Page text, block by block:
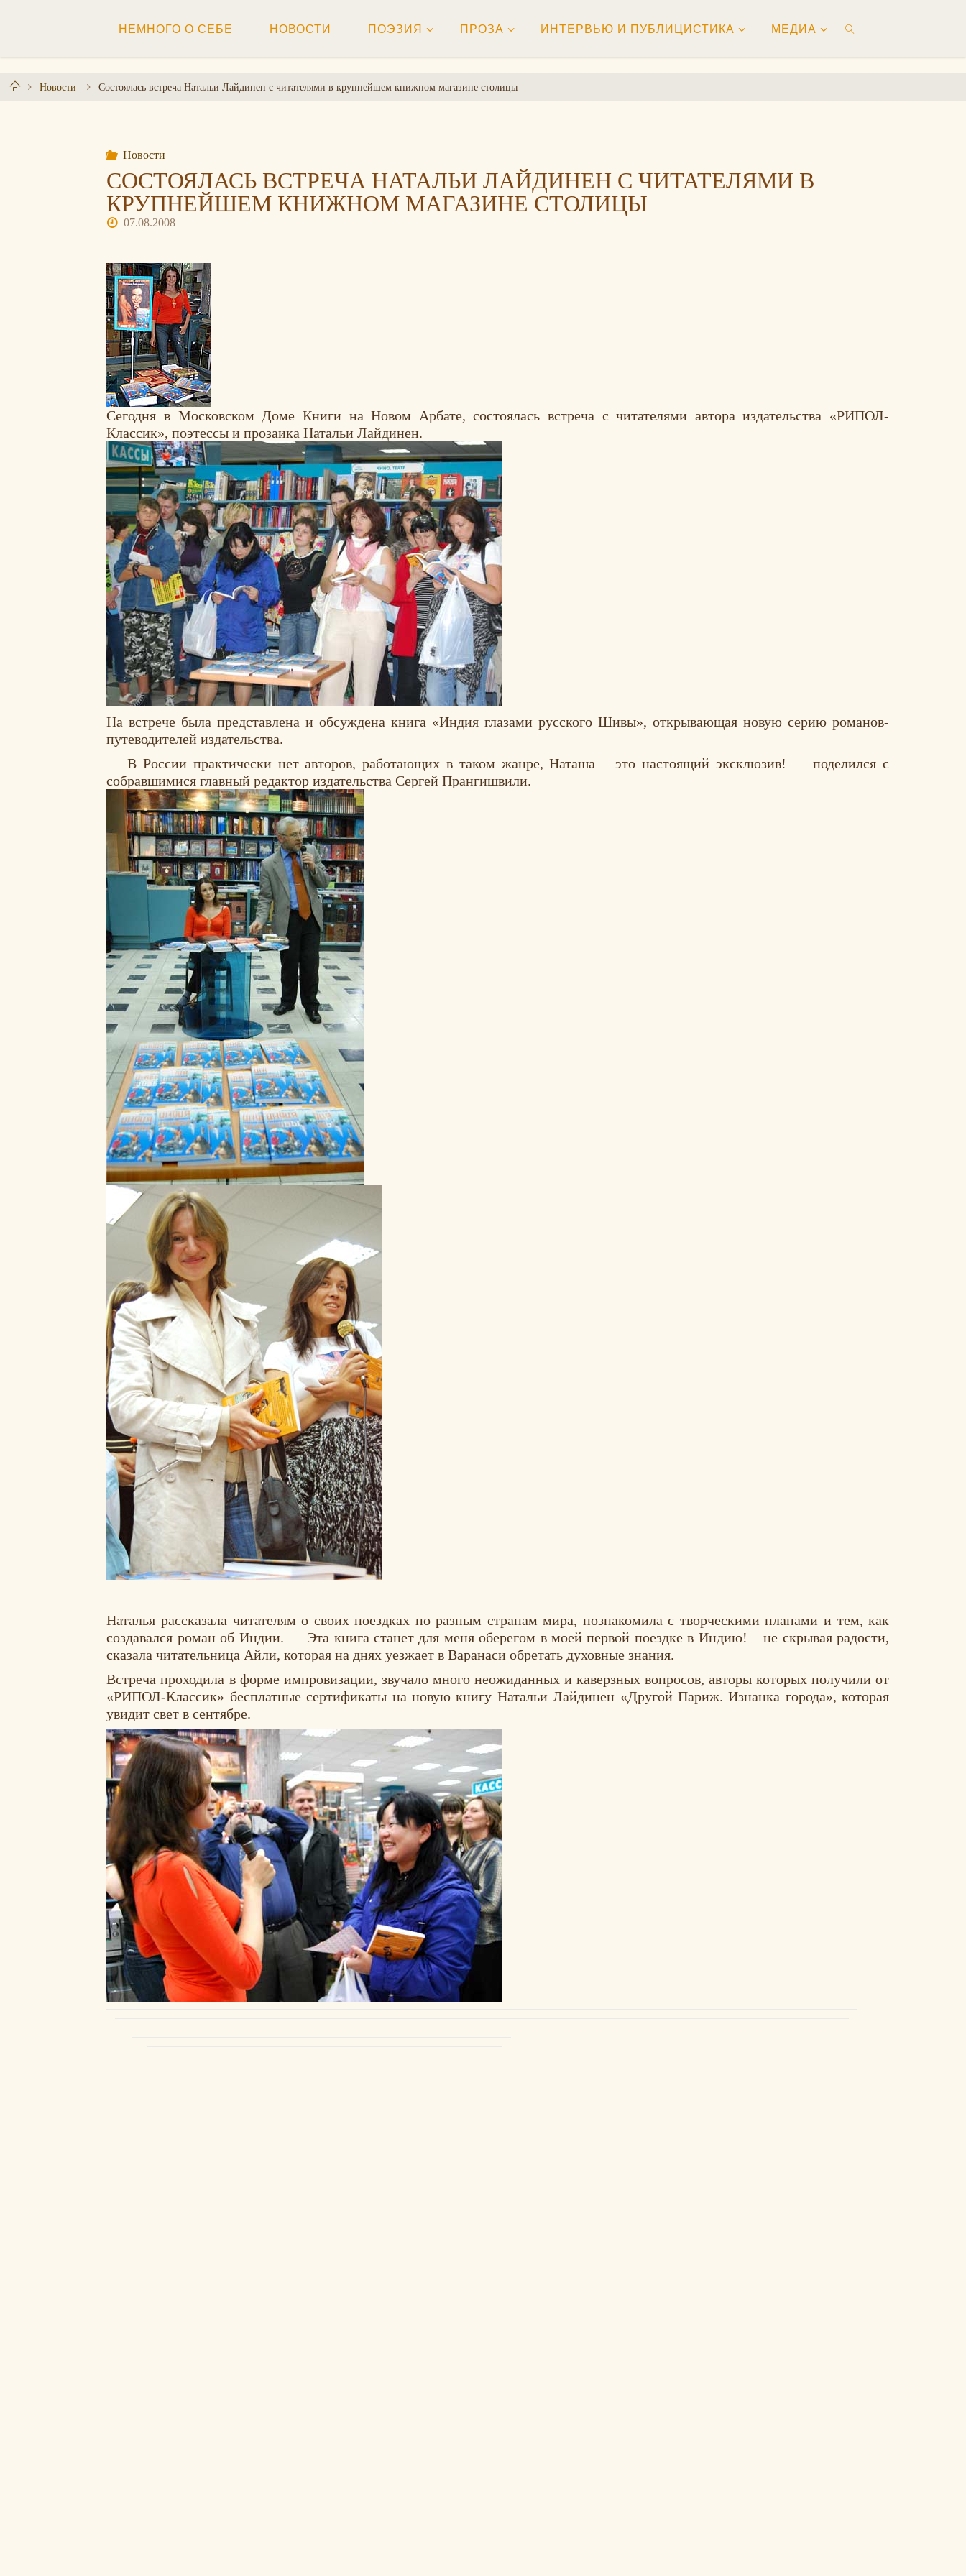
содержимому
НЕМНОГО О СЕБЕ НОВОСТИ ПОЭЗИЯ ПРОЗА ИНТЕРВЬЮ И ПУБЛИЦИСТИКА МЕДИА
ГлавнаяНовости Состоялась встреча Натальи Лайдинен с читателями в крупнейшем книжном магазине столицы
Новости
СОСТОЯЛАСЬ ВСТРЕЧА НАТАЛЬИ ЛАЙДИНЕН С ЧИТАТЕЛЯМИ В
КРУПНЕЙШЕМ КНИЖНОМ МАГАЗИНЕ СТОЛИЦЫ
07.08.2008
Сегодня в Московском Доме Книги на Новом Арбате, состоялась встреча с читателями автора издательства «РИПОЛ-
Классик», поэтессы и прозаика Натальи Лайдинен.
На встрече была представлена и обсуждена книга «Индия глазами русского Шивы», открывающая новую серию романов-
путеводителей издательства.
— В России практически нет авторов, работающих в таком жанре, Наташа – это настоящий эксклюзив! — поделился с
собравшимися главный редактор издательства Сергей Прангишвили.
Наталья рассказала читателям о своих поездках по разным странам мира, познакомила с творческими планами и тем, как
создавался роман об Индии. — Эта книга станет для меня оберегом в моей первой поездке в Индию! – не скрывая радости,
сказала читательница Айли, которая на днях уезжает в Варанаси обретать духовные знания.
Встреча проходила в форме импровизации, звучало много неожиданных и каверзных вопросов, авторы которых получили от
«РИПОЛ-Классик» бесплатные сертификаты на новую книгу Натальи Лайдинен «Другой Париж. Изнанка города», которая
увидит свет в сентябре.